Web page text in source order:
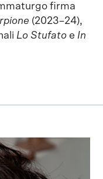
firma
(2023–24),
Lo Stufato e In